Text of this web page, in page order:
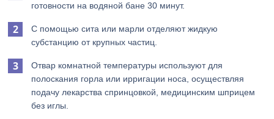
готовности на водяной бане 30 минут.
С помощью сита или марли отделяют жидкую
субстанцию от крупных частиц.
Отвар комнатной температуры используют для
полоскания горла или ирригации носа, осуществляя
подачу лекарства спринцовкой, медицинским шприцем
без иглы.